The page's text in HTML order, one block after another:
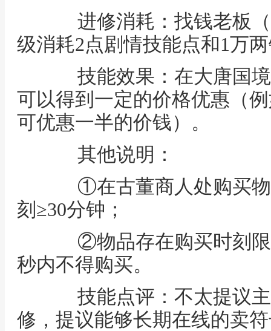
进修消耗：找钱老板（
级消耗2点剧情技能点和1万
技能效果：在大唐国境
可以得到一定的价格优惠（
可优惠一半的价钱）。
其他说明：
①在古董商人处购买物
刻≥30分钟；
②物品存在购买时刻限
秒内不得购买。
技能点评：不太提议主
修，提议能够长期在线的卖